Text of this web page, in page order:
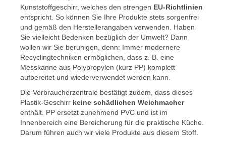
Kunststoffgeschirr, welches den strengen EU-Richtlinien
entspricht. So können Sie Ihre Produkte stets sorgenfrei
und gemäß den Herstellerangaben verwenden. Haben
Sie vielleicht Bedenken bezüglich der Umwelt? Dann
wollen wir Sie beruhigen, denn: Immer modernere
Recyclingtechniken ermöglichen, dass z. B. eine
Messkanne aus Polypropylen (kurz PP) komplett
aufbereitet und wiederverwendet werden kann.
Die Verbraucherzentrale bestätigt zudem, dass dieses
Plastik-Geschirr keine schädlichen Weichmacher
enthält. PP ersetzt zunehmend PVC und ist im
Innenbereich eine Bereicherung für die praktische Küche.
Darum führen auch wir viele Produkte aus diesem Stoff.